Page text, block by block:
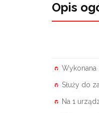
Opis
Wykonana
Służy do
Na 1